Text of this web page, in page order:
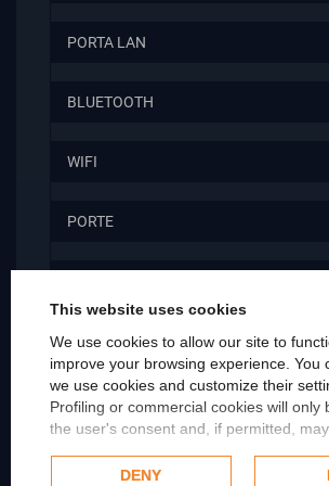
This website uses cookies
We use cookies to allow our site to
improve your browsing experience. You
we use cookies and customize their
Profiling or commercial cookies will only
the user's consent and, if permitted,
Google uses collected data, please
DENY
PORTA LAN
BLUETOOTH
WIFI
PORTE
DIMENSIONI LAPTOP COMPATIBILI
MARCA COMPATIBILE
MARCA COMPATIBILE2